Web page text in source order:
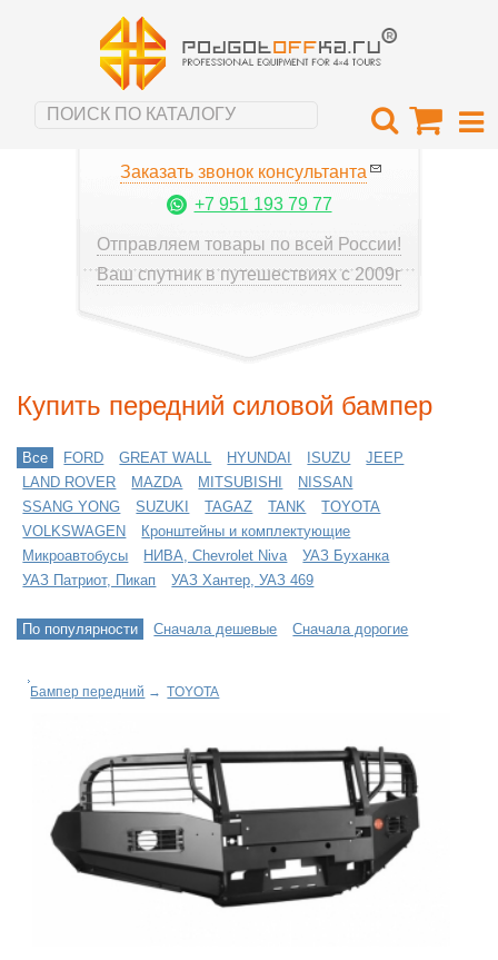
Заказать звонок консультанта
+7 951 193 79 77
Отправляем товары по всей России!
Ваш спутник в путешествиях с 2009г
Купить передний силовой бампер
Все FORD GREAT WALL HYUNDAI ISUZU
JEEP
LAND ROVER
MAZDA MITSUBISHI
NISSAN
SSANG YONG
SUZUKI TAGAZ TANK
TOYOTA
VOLKSWAGEN
Кронштейны и комплектующие
Микроавтобусы
НИВА, Chevrolet Niva
УАЗ Буханка
УАЗ Патриот, Пикап
УАЗ Хантер, УАЗ 469
По популярности Сначала дешевые Сначала дорогие
Бампер передний → TOYOTA